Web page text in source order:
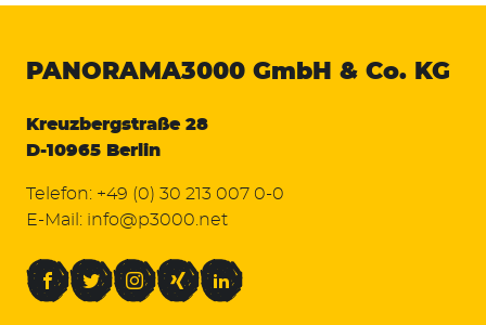
PANORAMA3000 GmbH & Co. KG
Kreuzbergstraße 28
D-10965 Berlin
Telefon: +49 (0) 30 213 007 0-0
E-Mail: info@p3000.net
FacebookTwitterInstagramXing LinkedIn